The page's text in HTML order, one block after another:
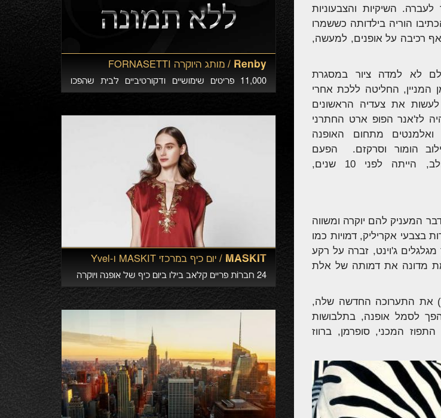
השיקיות והצבעוניות
הוריה בילדותה כששמרו
רכיבה על אופנים, למעשה,
מעולם לא למדה ציור במסגרת
המניין, החליטה ללכת אחרי
את צעדיה הראשונים
לז'אנר הפופ ארט החתרני
ואלמנטים מתחום האופנה
הומור וסרקזם. הפעם
הראשונה, אגב, שהלכה אחרי הלב, הייתה לפני 10 שנים,
המעניק להם יוקרה ומשווה
קנבס, מצויירות בצבעי אקריליק, דמויות כמו
ג'וינט, זברה על רקע
מדונה את דמותה של אלת
את התערוכה החדשה שלה,
לסמל אופנה, בתלבושות
המכני, סופרמן, ברווז
Renby / מותג היוקרה FORNASETTI
11,000 פריטים שימושיים ודקורטיביים לבית שהפכו
יצירות אמנות של ממש
MASKIT / יום כיף במרכזי MASKIT ו-Yvel
24 חברוֹת פריים קלאב בילו ביום כיף של אופנה ויוקרה